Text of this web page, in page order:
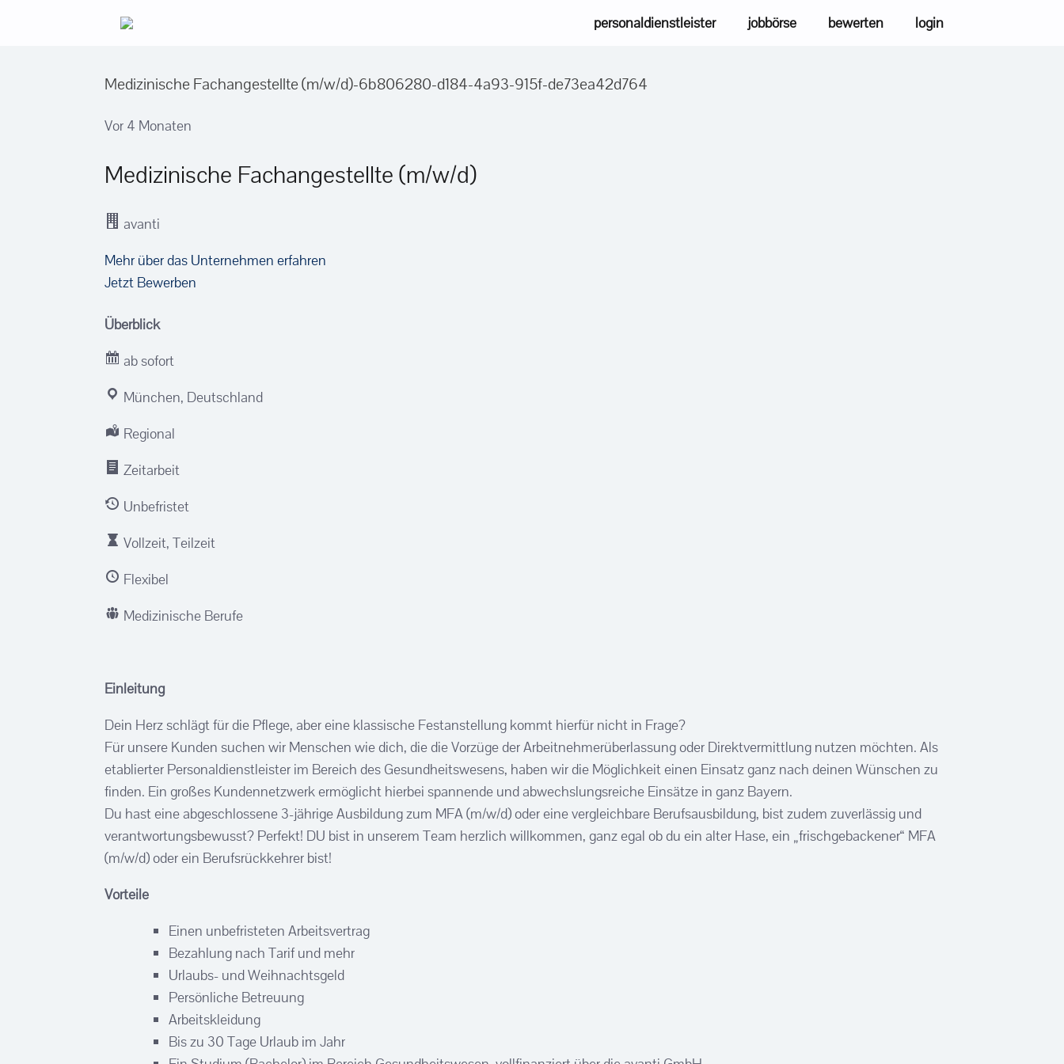
personaldienstleister jobbörse bewerten login
Medizinische Fachangestellte (m/w/d)-6b806280-d184-4a93-915f-de73ea42d764
Vor 4 Monaten
Medizinische Fachangestellte (m/w/d)
avanti
Mehr über das Unternehmen erfahren
Jetzt Bewerben
Überblick
ab sofort
München, Deutschland
Regional
Zeitarbeit
Unbefristet
Vollzeit, Teilzeit
Flexibel
Medizinische Berufe
Einleitung
Dein Herz schlägt für die Pflege, aber eine klassische Festanstellung kommt hierfür nicht in Frage?
Für unsere Kunden suchen wir Menschen wie dich, die die Vorzüge der Arbeitnehmerüberlassung oder Direktvermittlung nutzen möchten. Als
etablierter Personaldienstleister im Bereich des Gesundheitswesens, haben wir die Möglichkeit einen Einsatz ganz nach deinen Wünschen zu
finden. Ein großes Kundennetzwerk ermöglicht hierbei spannende und abwechslungsreiche Einsätze in ganz Bayern.
Du hast eine abgeschlossene 3-jährige Ausbildung zum MFA (m/w/d) oder eine vergleichbare Berufsausbildung, bist zudem zuverlässig und
verantwortungsbewusst? Perfekt! DU bist in unserem Team herzlich willkommen, ganz egal ob du ein alter Hase, ein „frischgebackener“ MFA
(m/w/d) oder ein Berufsrückkehrer bist!
Vorteile
Einen unbefristeten Arbeitsvertrag
Bezahlung nach Tarif und mehr
Urlaubs- und Weihnachtsgeld
Persönliche Betreuung
Arbeitskleidung
Bis zu 30 Tage Urlaub im Jahr